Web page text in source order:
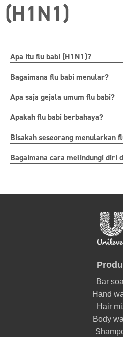
(H1N1)
Apa itu flu babi (H1N1)?
Bagaimana flu babi menular?
Apa saja gejala umum flu babi?
Apakah flu babi berbahaya?
Bisakah seseorang menularkan
Bagaimana cara melindungi diri
Bar
Hand
Hair
Body